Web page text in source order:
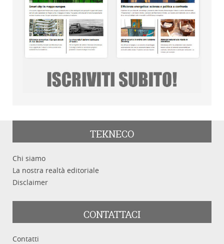
TEKNECO
Chi siamo
La nostra realtà editoriale
Disclaimer
CONTATTACI
Contatti